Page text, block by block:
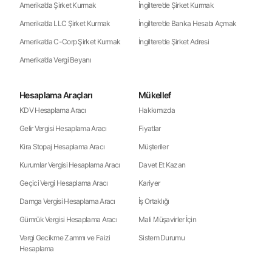
Amerika’da Şirket Kurmak
Amerika’da LLC Şirket Kurmak
Amerika’da C-Corp Şirket Kurmak
Amerika’da Vergi Beyanı
İngiltere’de Şirket Kurmak
İngiltere’de Banka Hesabı Açmak
İngiltere’de Şirket Adresi
Hesaplama Araçları
KDV Hesaplama Aracı
Gelir Vergisi Hesaplama Aracı
Kira Stopaj Hesaplama Aracı
Kurumlar Vergisi Hesaplama Aracı
Geçici Vergi Hesaplama Aracı
Damga Vergisi Hesaplama Aracı
Gümrük Vergisi Hesaplama Aracı
Vergi Gecikme Zammı ve Faizi
Hesaplama
Mükellef
Hakkımızda
Fiyatlar
Müşteriler
Davet Et Kazan
Kariyer
İş Ortaklığı
Mali Müşavirler İçin
Sistem Durumu